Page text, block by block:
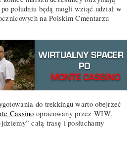
południu będą mogli wziąć udział w
na Polskim Cmentarzu
do trekkingu warto obejrzeć
Cassino opracowany przez WIW.
całą trasę i posłuchamy